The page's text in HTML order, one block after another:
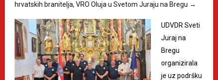
hrvatskih branitelja, VRO Oluja u Svetom Juraju na Bregu →
UDVDR Sveti
Juraj na
Bregu
organizirala
je uz podršku